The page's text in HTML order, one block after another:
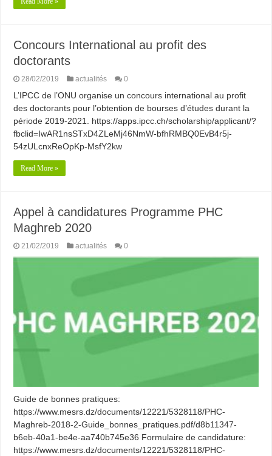
Concours International au profit des
doctorants
28/02/2019 actualités 0
L’IPCC de l’ONU organise un concours international au profit
des doctorants pour l’obtention de bourses d’études durant la
période 2019-2021. https://apps.ipcc.ch/scholarship/applicant/?
fbclid=IwAR1nsSTxD4ZLeMj46NmW-bfhRMBQ0EvB4r5j-
54zULcnxReOpKp-MsfY2kw
Read More »
Appel à candidatures Programme PHC
Maghreb 2020
21/02/2019 actualités 0
Guide de bonnes pratiques:
https://www.mesrs.dz/documents/12221/5328118/PHC-
Maghreb-2018-2-Guide_bonnes_pratiques.pdf/d8b11347-
b6eb-40a1-be4e-aa740b745e36 Formulaire de candidature:
https://www.mesrs.dz/documents/12221/5328118/PHC-